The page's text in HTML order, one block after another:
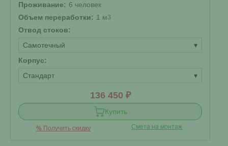
Проживание: 6 человек
Объем переработки: 1 м3
Отвод стоков:
Самотечный
▾
Корпус:
Стандарт
▾
136 450 ₽
Купить
% Получить скидку Смета на монтаж